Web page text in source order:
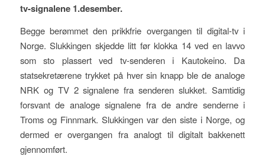
tv-signalene 1.desember.
Begge berømmet den prikkfrie overgangen til digital-tv i
Norge. Slukkingen skjedde litt før klokka 14 ved en lavvo
som sto plassert ved tv-senderen i Kautokeino. Da
statsekretærene trykket på hver sin knapp ble de analoge
NRK og TV 2 signalene fra senderen slukket. Samtidig
forsvant de analoge signalene fra de andre senderne i
Troms og Finnmark. Slukkingen var den siste i Norge, og
dermed er overgangen fra analogt til digitalt bakkenett
gjennomført.